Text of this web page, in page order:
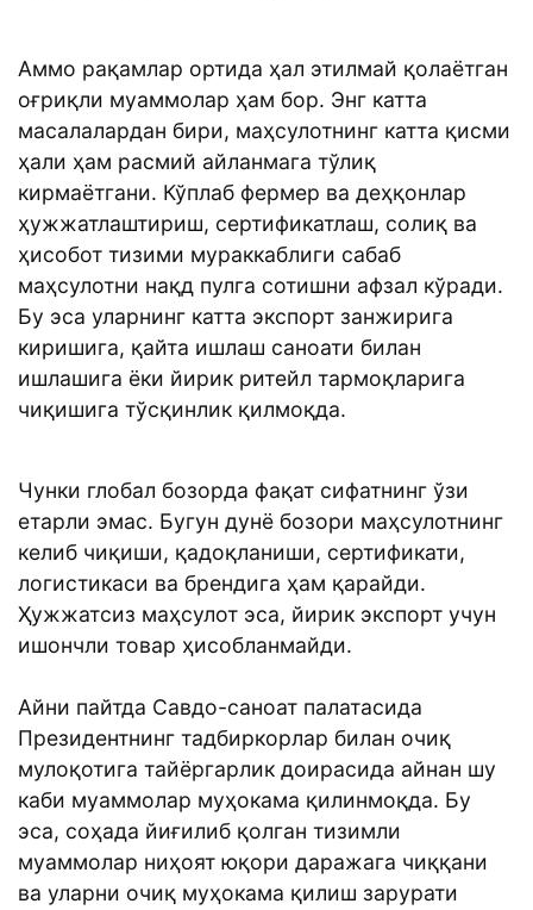
Аммо рақамлар ортида ҳал этилмай қолaётган
оғриқли муаммолар ҳам бор. Энг катта
масалалардан бири, маҳсулотнинг катта қисми
ҳали ҳам расмий айланмага тўлиқ
кирмаётгани. Кўплаб фермер ва деҳқонлар
ҳужжатлаштириш, сертификатлаш, солиқ ва
ҳисобот тизими мураккаблиги сабаб
маҳсулотни нақд пулга сотишни афзал кўради.
Бу эса уларнинг катта экспорт занжирига
киришига, қайта ишлаш саноати билан
ишлашига ёки йирик ритейл тармоқларига
чиқишига тўсқинлик қилмоқда.
Чунки глобал бозорда фақат сифатнинг ўзи
етарли эмас. Бугун дунё бозори маҳсулотнинг
келиб чиқиши, қадоқланиши, сертификати,
логистикаси ва брендига ҳам қарайди.
Ҳужжатсиз маҳсулот эса, йирик экспорт учун
ишончли товар ҳисобланмайди.
Айни пайтда Савдо-саноат палатасида
Президентнинг тадбиркорлар билан очиқ
мулоқотига тайёргарлик доирасида айнан шу
каби муаммолар муҳокама қилинмоқда. Бу
эса, соҳада йиғилиб қолган тизимли
муаммолар ниҳоят юқори даражага чиққани
ва уларни очиқ муҳокама қилиш зарурати